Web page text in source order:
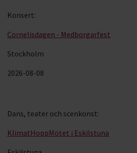
Cornelisdagen - Medborgarfest
Stockholm
2026-08-08
Konsert:
KlimatHoppMötet i Eskilstuna
Dans, teater och scenkonst: